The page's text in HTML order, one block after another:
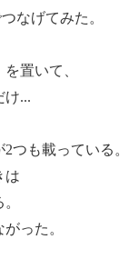
なげてみた。
置いて、
け...
つも載っている。
は
った。